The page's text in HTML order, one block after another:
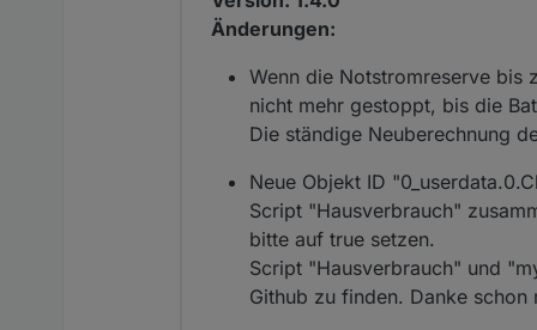
Änderungen:
Wenn die Notstromreserve bis
nicht mehr gestoppt, bis die
Die ständige Neuberechnung
Neue Objekt ID
Script "Hausverbrauch"
bitte auf true setzen.
Script "Hausverbrauch" und
Github zu finden. Danke